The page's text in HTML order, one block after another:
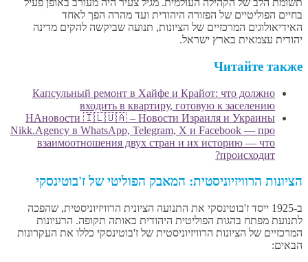
תשומת הלב של הקהילה העולמית. מגיל צעיר היה מעורב באופן פעיל
בחיים הפוליטיים של הפזורה היהודית ועד מהרה הפך לאחד
האידיאולוגים המרכזיים של הציונות, תנועה שביקשה להקים מדינה
יהודית עצמאית בארץ ישראל.
Читайте также
Капсульный ремонт в Хайфе и Крайот: что должно
входить в квартиру, готовую к заселению
НАновости 🇮🇱🇺🇦 – Новости Израиля и Украины
Nikk.Agency в WhatsApp, Telegram, X и Facebook — про
взаимоотношения двух стран и их историю — что
происходит?
הציונות הרוויזיוניסטית: המאבק הפוליטי של ז'בוטינסקי
ב-1925 ייסד ז'בוטינסקי את התנועה הציונית הרוויזיוניסטית, שהפכה
לתנועת מפתח בהגות הפוליטית היהודית באותה תקופה. הרעיונות
המרכזיים של הציונות הרוויזיוניסטית של ז'בוטינסקי כללו את העקרונות
הבאים: